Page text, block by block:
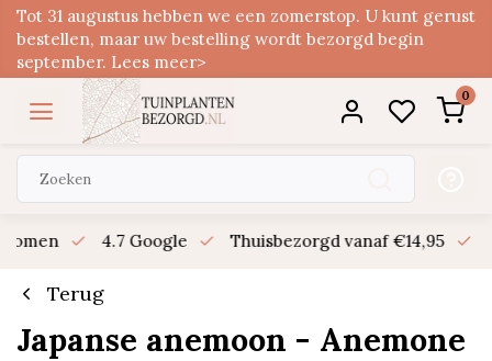
Tot 31 augustus hebben we een zomerstop. U kunt gerust
bestellen, maar uw bestelling wordt bezorgd begin
september. Lees meer>
0
4.7 Google Thuisbezorgd vanaf €14,95
Terug
Japanse anemoon - Anemone